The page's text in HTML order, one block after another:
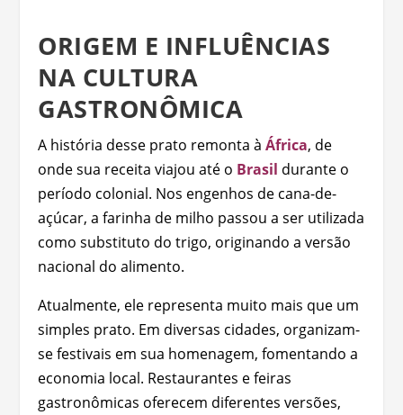
ORIGEM E INFLUÊNCIAS
NA CULTURA
GASTRONÔMICA
A história desse prato remonta àÁfrica, de
onde sua receita viajou até o Brasil durante o
período colonial. Nos engenhos de cana-de-
açúcar, a farinha de milho passou a ser utilizada
como substituto do trigo, originando a versão
nacional do alimento.
Atualmente, ele representa muito mais que um
simples prato. Em diversas cidades, organizam-
se festivais em sua homenagem, fomentando a
economia local. Restaurantes e feiras
gastronômicas oferecem diferentes versões,